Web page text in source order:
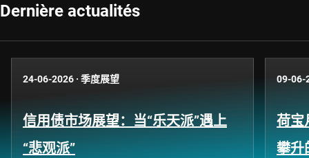
Dernière actualités
24-06-2026 · 季度展望
信用债市场展望：当“乐天派”遇上
“悲观派”
09-06-
荷宝
攀升